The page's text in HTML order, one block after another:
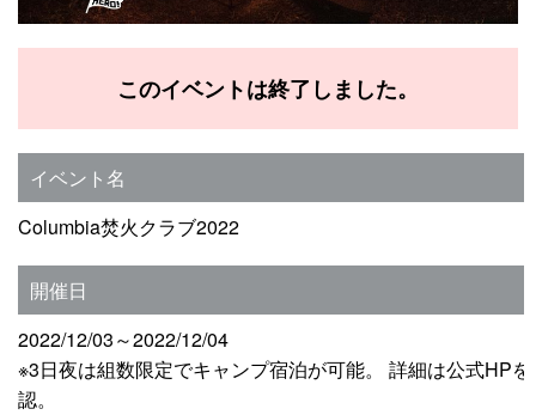
このイベントは終了しました。
イベント名
Columbia焚火クラブ2022
開催日
2022/12/03～2022/12/04
※3日夜は組数限定でキャンプ宿泊が可能。 詳細は公式HPを
認。